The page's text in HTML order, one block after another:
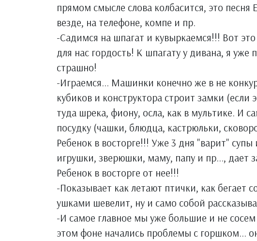
прямом смысле слова колбасится, это
везде, на телефоне, компе и пр.
-Садимся на шпагат и кувыркаемся!!! Вот это
для нас гордость! К шпагату у дивана, я уже
страшно!
-Играемся... Машинки конечно же в не
кубиков и конструктора строит замки (если
туда шрека, фиону, осла, как в мультике. И
посудку (чашки, блюдца, кастрюльки,
Ребенок в восторге!!! Уже 3 дня "варит"
игрушки, зверюшки, маму, папу и пр..., дает
Ребенок в восторге от нее!!!
-Показывает как летают птички, как бегает
ушками шевелит, ну и само собой
-И самое главное мы уже большие и не
этом фоне начались проблемы с горшком...